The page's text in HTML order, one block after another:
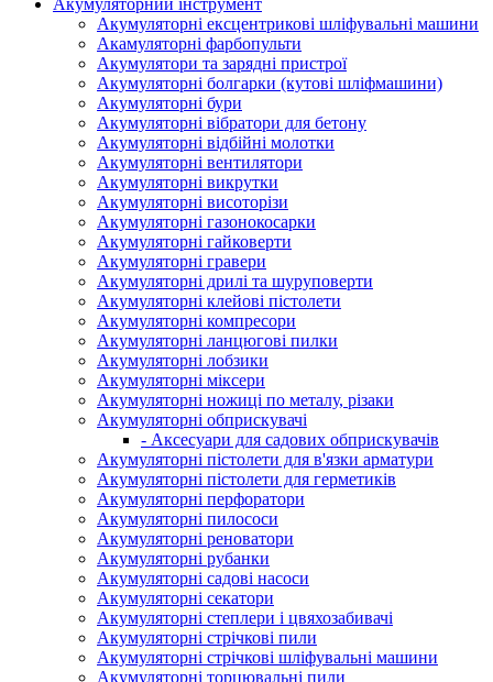
Акумуляторний інструмент
Акумуляторні ексцентрикові шліфувальні машини
Акамуляторні фарбопульти
Акумулятори та зарядні пристрої
Акумуляторні болгарки (кутові шліфмашини)
Акумуляторні бури
Акумуляторні вібратори для бетону
Акумуляторні відбійні молотки
Акумуляторні вентилятори
Акумуляторні викрутки
Акумуляторні висоторізи
Акумуляторні газонокосарки
Акумуляторні гайковерти
Акумуляторні гравери
Акумуляторні дрилі та шуруповерти
Акумуляторні клейові пістолети
Акумуляторні компресори
Акумуляторні ланцюгові пилки
Акумуляторні лобзики
Акумуляторні міксери
Акумуляторні ножиці по металу, різаки
Акумуляторні обприскувачі
- Аксесуари для садових обприскувачів
Акумуляторні пістолети для в'язки арматури
Акумуляторні пістолети для герметиків
Акумуляторні перфоратори
Акумуляторні пилососи
Акумуляторні реноватори
Акумуляторні рубанки
Акумуляторні садові насоси
Акумуляторні секатори
Акумуляторні степлери і цвяхозабивачі
Акумуляторні стрічкові пили
Акумуляторні стрічкові шліфувальні машини
Акумуляторні торцювальні пили